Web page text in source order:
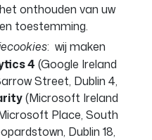
onthouden van uw
toestemming.
: wij maken
4 (Google Ireland
Street, Dublin 4,
(Microsoft Ireland
Place, South
Dublin 18,